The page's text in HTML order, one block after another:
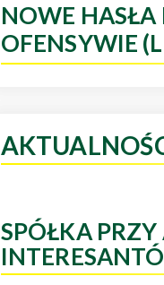
NOWE HASŁA
OFENSYWIE
SPÓŁKA